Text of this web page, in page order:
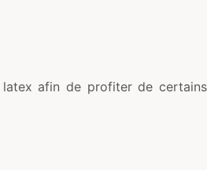
latex afin de profiter de certains